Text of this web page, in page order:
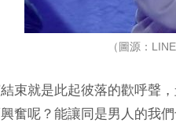
（圖源：
束就是此起彼落的歡呼聲
興奮呢？能讓同是男人的我